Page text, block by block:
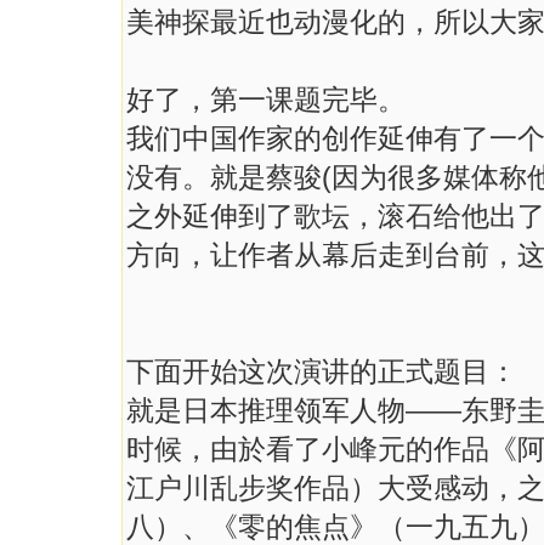
美神探最近也动漫化的，所以大
好了，第一课题完毕。
我们中国作家的创作延伸有了一
没有。就是蔡骏(因为很多媒体称
之外延伸到了歌坛，滚石给他出
方向，让作者从幕后走到台前，
下面开始这次演讲的正式题目：
就是日本推理领军人物——东野
时候，由於看了小峰元的作品《
江户川乱步奖作品）大受感动，
八）、《零的焦点》（一九五九